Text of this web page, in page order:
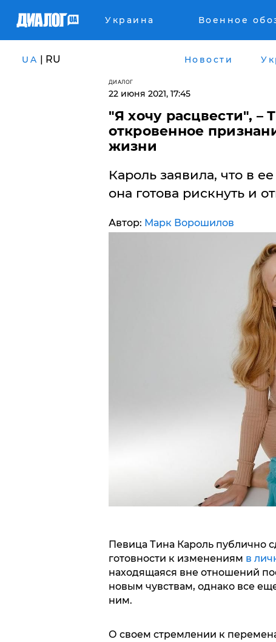
Украина Военное
UA | RU Новости
ДИАЛОГ
22 июня 2021, 17:45
"Я хочу расцвести", –
откровенное
жизни
Кароль заявила, что в
она готова рискнуть и
Автор: Марк Ворошилов
Певица Тина Кароль публично
готовности к изменениям в
находящаяся вне отношений
новым чувствам, однако все
ним.
О своем стремлении к